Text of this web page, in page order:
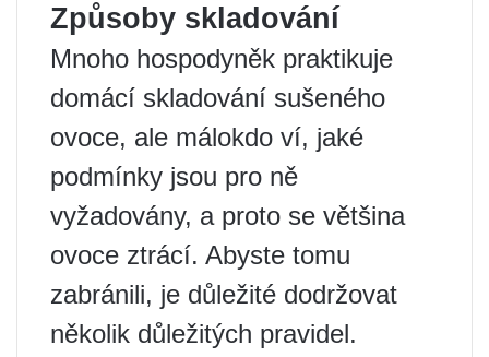
Způsoby skladování
Mnoho hospodyněk praktikuje
domácí skladování sušeného
ovoce, ale málokdo ví, jaké
podmínky jsou pro ně
vyžadovány, a proto se většina
ovoce ztrácí. Abyste tomu
zabránili, je důležité dodržovat
několik důležitých pravidel.